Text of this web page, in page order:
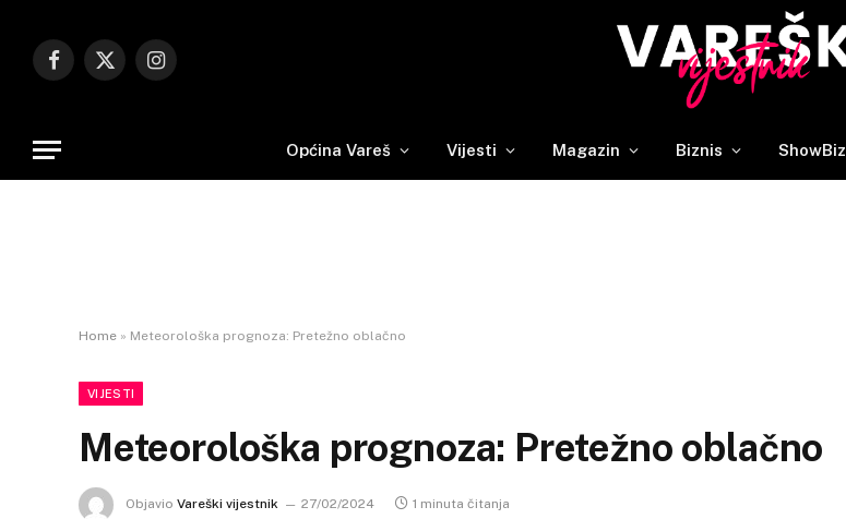
Facebook
X
Instagram
Općina Vareš Vijesti Magazin Biznis ShowBiz
Home » Meteorološka prognoza: Pretežno oblačno
VIJESTI
Meteorološka prognoza: Pretežno oblačno
Objavio Vareški vijestnik 27/02/2024 1 minuta čitanja